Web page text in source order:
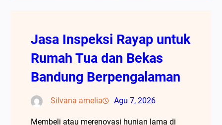
Jasa Inspeksi Rayap untuk
Rumah Tua dan Bekas
Bandung Berpengalaman
Silvana amelia Agu 7, 2026
Membeli atau merenovasi hunian lama di